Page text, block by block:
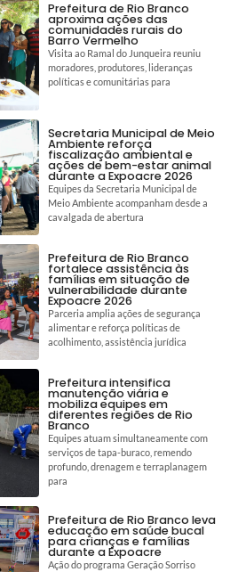
Prefeitura de Rio Branco
aproxima ações das
comunidades rurais do
Barro Vermelho
Visita ao Ramal do Junqueira reuniu
moradores, produtores, lideranças
políticas e comunitárias para
Secretaria Municipal de Meio
Ambiente reforça
fiscalização ambiental e
ações de bem-estar animal
durante a Expoacre 2026
Equipes da Secretaria Municipal de
Meio Ambiente acompanham desde a
cavalgada de abertura
Prefeitura de Rio Branco
fortalece assistência às
famílias em situação de
vulnerabilidade durante
Expoacre 2026
Parceria amplia ações de segurança
alimentar e reforça políticas de
acolhimento, assistência jurídica
Prefeitura intensifica
manutenção viária e
mobiliza equipes em
diferentes regiões de Rio
Branco
Equipes atuam simultaneamente com
serviços de tapa-buraco, remendo
profundo, drenagem e terraplanagem
para
Prefeitura de Rio Branco leva
educação em saúde bucal
para crianças e famílias
durante a Expoacre
Ação do programa Geração Sorriso